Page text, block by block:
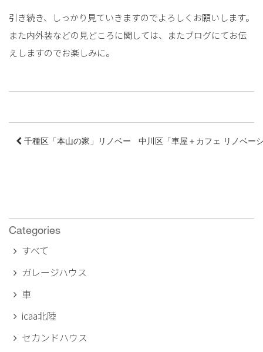
引き続き、しっかり見ていきますのでよろしくお願いします。
また内外装などの見どころに関しては、またブログにてお伝
えしますのでお楽しみに。
千種区「本山の家」リノベーション Start中川区「車屋＋カフェ リノベー
Categories
すべて
ガレージハウス
車
icaa北陸
セカンドハウス